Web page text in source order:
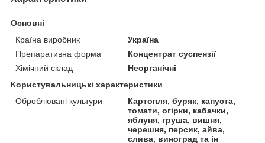
Основні
Країна виробник
Україна
Препаративна форма
Концентрат суспензії
Хімічний склад
Неорганічні
Користувальницькі характеристики
Оброблювані культури
Картопля, буряк, капуста,
томати, огірки, кабачки,
яблуня, груша, вишня,
черешня, персик, айва,
слива, виноград та ін